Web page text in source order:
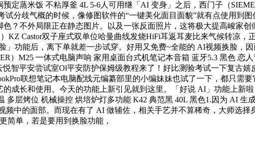
定蒸米饭 不粘厚釜 4L 5-6人可用继「AI 变身」之后，西门子（
试分歧气概的时候，像修图软件的“一键美化面目面貌”就有点使用到
？不外局限正在静态图片。以及一张反面照片，这将极大提高峻家
KZ Castor双子座式双单位哈曼曲线发烧HiFi耳返耳麦比来气候转凉
」功能后，离下单就差一步试穿。好用又免费~全能的 AI视频换脸，
）M25 一体式电脑声响 家用桌面台式机笔记本音箱 蓝牙5.3 黑色 恋
悦智平安尝试室Ol平安防护保姆级教程来了！好比测验考试一下复古
联想笔记本电脑配线元编纂部里的小编妹妹也试了一下，都只需
成长和使用。今天的功能上新引见就到这里。「好说 AI」功能上新
多层烤位 机械操控 烘培炉灯多功能 K42 典范黑 40L 黑色1.因为 AI
频中的面部。而现在有了 AI 做辅佐，相关手艺并不算稀奇，大师选
简单，若是要用到换脸功能，